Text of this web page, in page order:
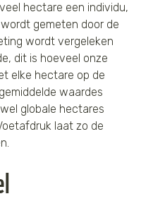
hectare een individu,
gemeten door de
wordt vergeleken
dit is hoeveel onze
elke hectare op de
waardes
globale hectares
laat zo de